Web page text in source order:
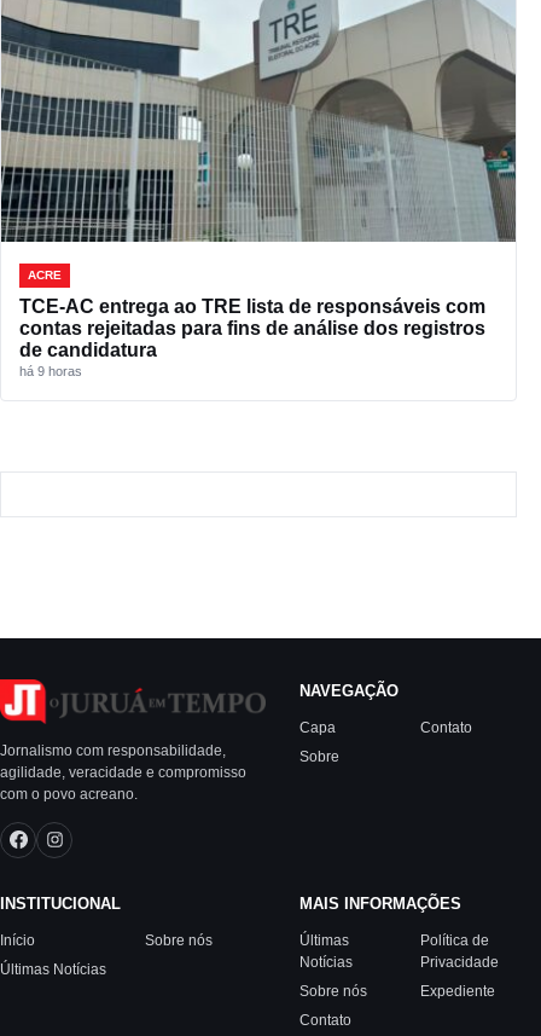
ACRE
TCE-AC entrega ao TRE lista de responsáveis com
contas rejeitadas para fins de análise dos registros
de candidatura
há 9 horas
Jornalismo com responsabilidade,
agilidade, veracidade e compromisso
com o povo acreano.
NAVEGAÇÃO
Capa
Sobre
Contato
INSTITUCIONAL
Início
Últimas Notícias
Sobre nós
MAIS INFORMAÇÕES
Últimas
Notícias
Sobre nós
Contato
Política de
Privacidade
Expediente